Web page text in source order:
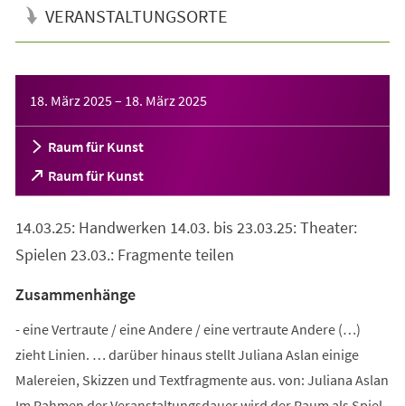
VERANSTALTUNGSORTE
18. März 2025– 18. März 2025
Raum für Kunst
Raum für Kunst
(Öffnet
in
neuen
Tab)
14.03.25: Handwerken 14.03. bis 23.03.25: Theater:
Spielen 23.03.: Fragmente teilen
Zusammenhänge
- eine Vertraute / eine Andere / eine vertraute Andere (…)
zieht Linien. … darüber hinaus stellt Juliana Aslan einige
Malereien, Skizzen und Textfragmente aus. von: Juliana Aslan